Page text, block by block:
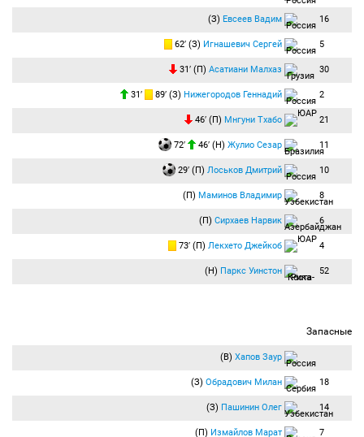
(З) Евсеев Вадим 16
62′ (З) Игнашевич Сергей 5
31′ (П) Асатиани Малхаз 30
31′ 89′ (З) Нижегородов Геннадий 2
46′ (П) Мнгуни Тхабо 21
72′ 46′ (Н) Жулио Сезар 11
29′ (П) Лоськов Дмитрий 10
(П) Маминов Владимир 8
(П) Сирхаев Нарвик 6
73′ (П) Лекхето Джейкоб 4
(Н) Паркс Уинстон 52
Запасные
(В) Хапов Заур
(З) Обрадович Милан 18
(З) Пашинин Олег 14
(П) Измайлов Марат 7